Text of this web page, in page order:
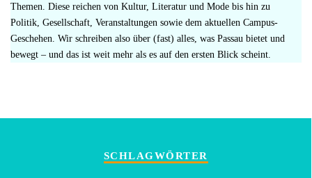
Themen. Diese reichen von Kultur, Literatur und Mode bis hin zu
Politik, Gesellschaft, Veranstaltungen sowie dem aktuellen Campus-
Geschehen. Wir schreiben also über (fast) alles, was Passau bietet und
bewegt – und das ist weit mehr als es auf den ersten Blick scheint.
SCHLAGWÖRTER